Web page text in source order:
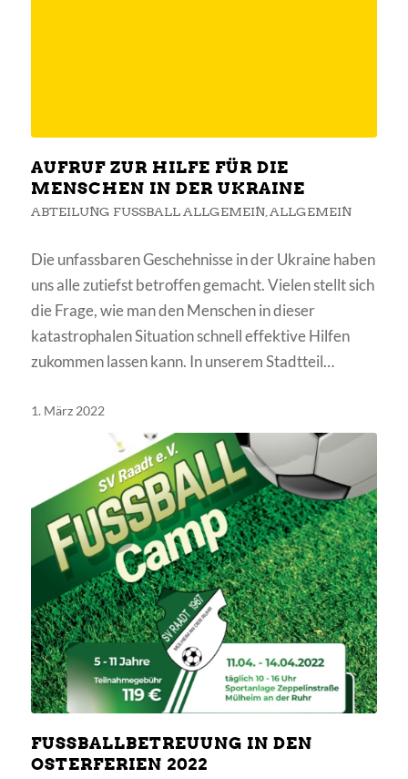
AUFRUF ZUR HILFE FÜR DIE
MENSCHEN IN DER UKRAINE
ABTEILUNG FUSSBALL ALLGEMEIN ,ALLGEMEIN
Die unfassbaren Geschehnisse in der Ukraine haben
uns alle zutiefst betroffen gemacht. Vielen stellt sich
die Frage, wie man den Menschen in dieser
katastrophalen Situation schnell effektive Hilfen
zukommen lassen kann. In unserem Stadtteil…
1. März 2022
FUSSBALLBETREUUNG IN DEN
OSTERFERIEN 2022